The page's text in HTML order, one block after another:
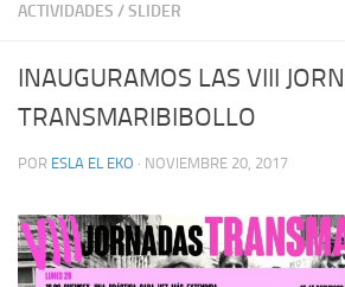
ACTIVIDADES /SLIDER
INAUGURAMOS LAS VIII
TRANSMARIBIBOLLO
POR ESLA EL EKO · NOVIEMBRE 20, 2017